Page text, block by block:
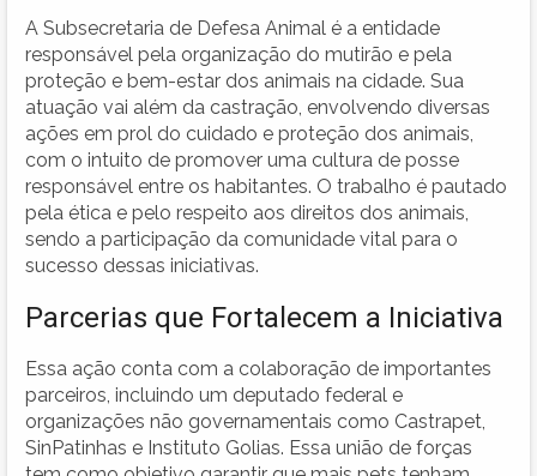
A Subsecretaria de Defesa Animal é a entidade
responsável pela organização do mutirão e pela
proteção e bem-estar dos animais na cidade. Sua
atuação vai além da castração, envolvendo diversas
ações em prol do cuidado e proteção dos animais,
com o intuito de promover uma cultura de posse
responsável entre os habitantes. O trabalho é pautado
pela ética e pelo respeito aos direitos dos animais,
sendo a participação da comunidade vital para o
sucesso dessas iniciativas.
Parcerias que Fortalecem a Iniciativa
Essa ação conta com a colaboração de importantes
parceiros, incluindo um deputado federal e
organizações não governamentais como Castrapet,
SinPatinhas e Instituto Golias. Essa união de forças